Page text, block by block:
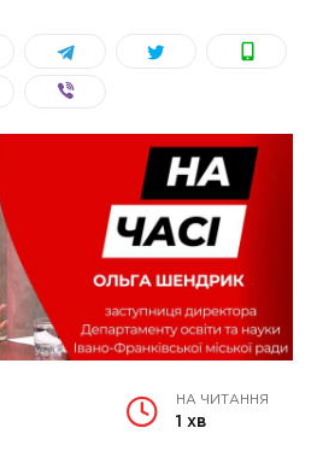
НА ЧИТАННЯ
1 хв